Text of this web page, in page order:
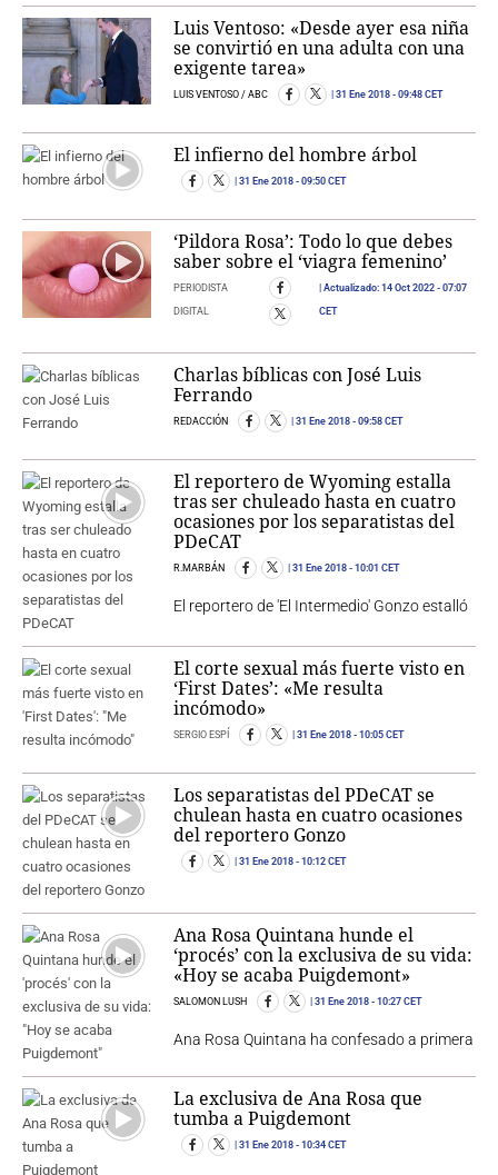
Luis Ventoso: «Desde ayer esa niña
se convirtió en una adulta con una
exigente tarea»
LUIS VENTOSO / ABC 31 Ene 2018 - 09:48 CET
El infierno del hombre árbol
31 Ene 2018 - 09:50 CET
‘Pildora Rosa’: Todo lo que debes
saber sobre el ‘viagra femenino’
PERIODISTA
DIGITAL
Actualizado: 14 Oct 2022- 07:07
CET
Charlas bíblicas con José Luis
Ferrando
REDACCIÓN 31 Ene 2018 - 09:58 CET
El reportero de Wyoming estalla
tras ser chuleado hasta en cuatro
ocasiones por los separatistas del
PDeCAT
R.MARBÁN 31 Ene 2018 - 10:01 CET
El reportero de 'El Intermedio' Gonzo estalló
El corte sexual más fuerte visto en
‘First Dates’: «Me resulta
incómodo»
SERGIO ESPÍ 31 Ene 2018 - 10:05 CET
Los separatistas del PDeCAT se
chulean hasta en cuatro ocasiones
del reportero Gonzo
31 Ene 2018 - 10:12 CET
Ana Rosa Quintana hunde el
‘procés’ con la exclusiva de su vida:
«Hoy se acaba Puigdemont»
SALOMON LUSH 31 Ene 2018 - 10:27 CET
Ana Rosa Quintana ha confesado a primera
La exclusiva de Ana Rosa que
tumba a Puigdemont
31 Ene 2018 - 10:34 CET